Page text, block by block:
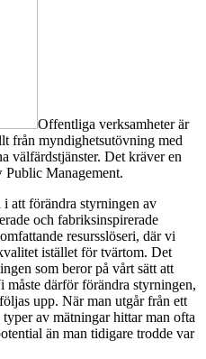
Offentliga verksamheter är
från myndighetsutövning med
välfärdstjänster. Det kräver en
Public Management.
att förändra styrningen av
och fabriksinspirerade
resursslöseri, där vi
istället för tvärtom. Det
som beror på vårt sätt att
måste därför förändra styrningen,
upp. När man utgår från ett
av mätningar hittar man ofta
än man tidigare trodde var